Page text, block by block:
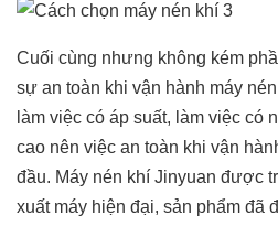
Cuối cùng nhưng không kém
sự an toàn khi vận hành máy
làm việc có áp suất, làm việc có
cao nên việc an toàn khi vận
đầu. Máy nén khí Jinyuan được
xuất máy hiện đại, sản phẩm đã